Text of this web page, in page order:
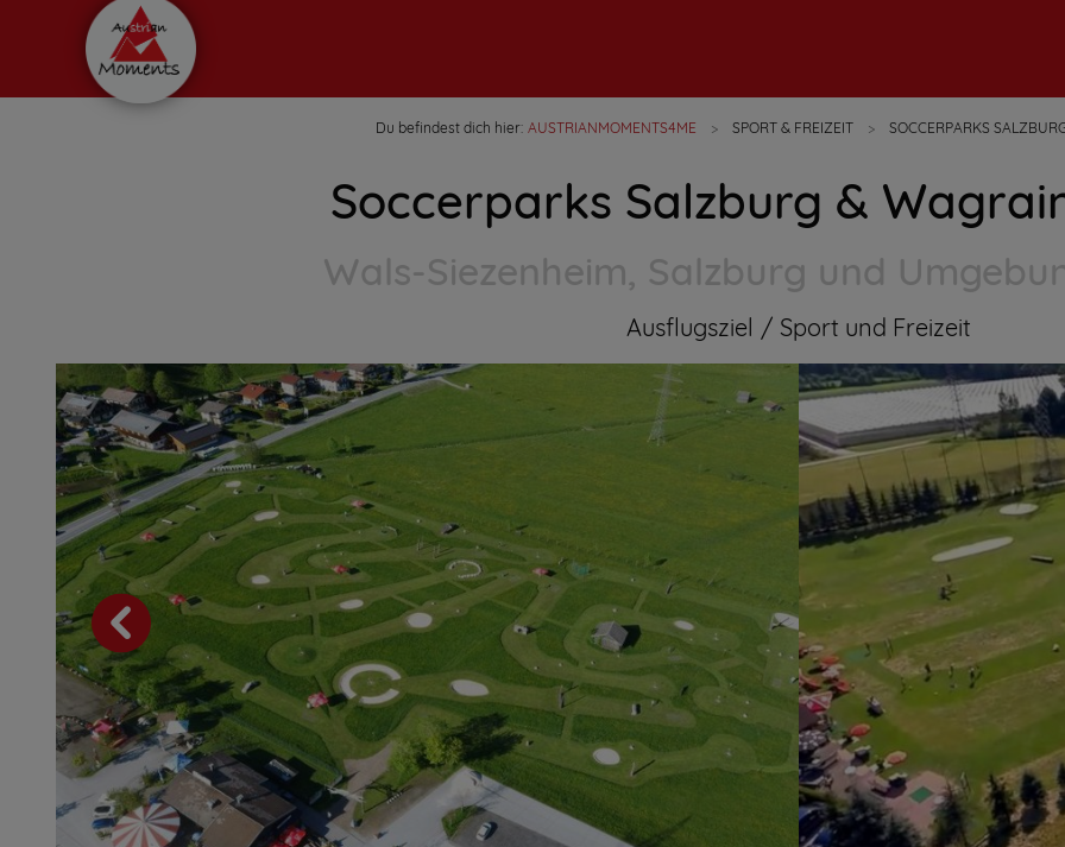
Du befindest dich hier: AUSTRIANMOMENTS4ME SPORT & FREIZEIT SOCCERPARKS
Soccerparks Salzburg &
Wals-Siezenheim, Salzburg und
Ausflugsziel Sport und Freizeit